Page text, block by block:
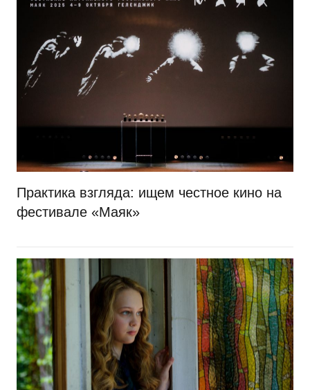
Практика взгляда: ищем честное кино на
фестивале «Маяк»